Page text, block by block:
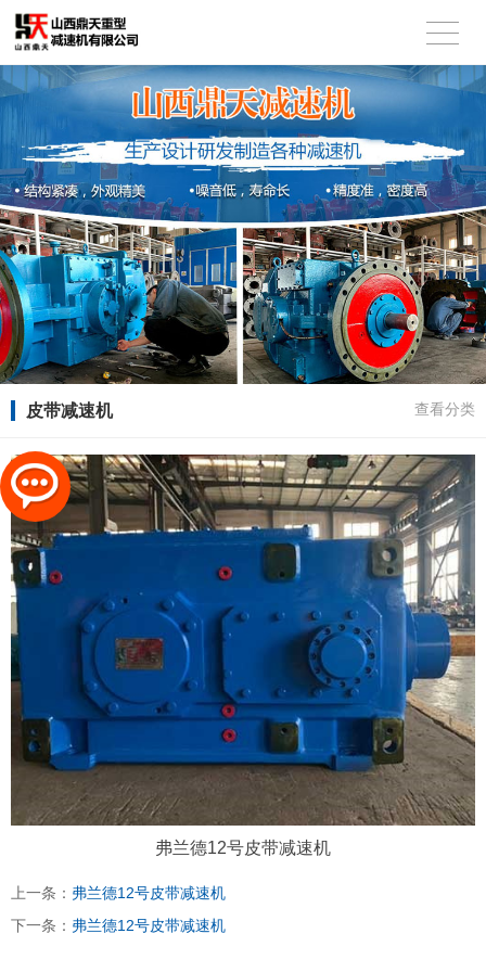
皮带减速机 查看分类
弗兰德12号皮带减速机
上一条： 弗兰德12号皮带减速机
下一条： 弗兰德12号皮带减速机